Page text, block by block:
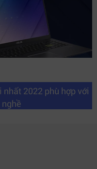
2022 phù hợp với